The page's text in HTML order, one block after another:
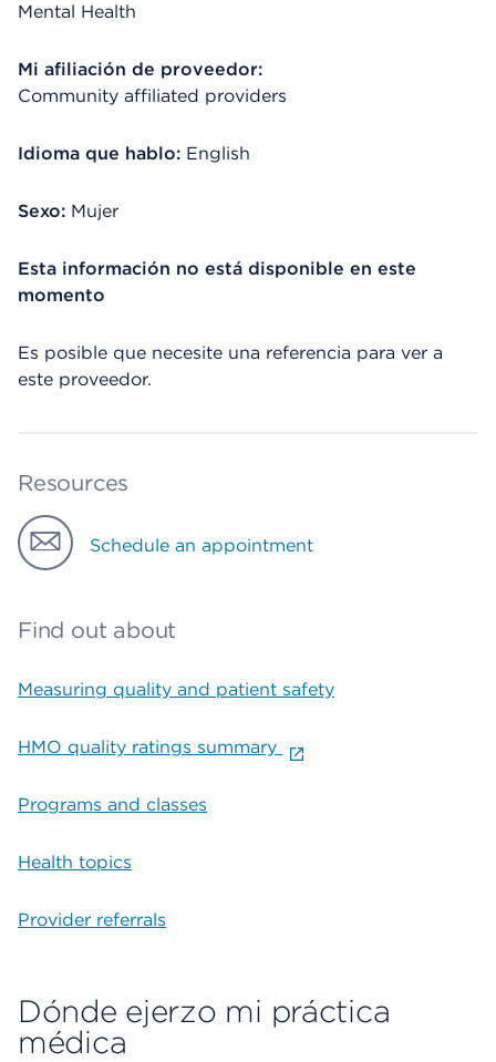
Mental Health
Mi afiliación de proveedor:
Community affiliated providers
Idioma que hablo: English
Sexo: Mujer
Esta información no está disponible en este
momento
Es posible que necesite una referencia para ver a
este proveedor.
Resources
Schedule an appointment
Find out about
Measuring quality and patient safety
HMO quality ratings summary
Programs and classes
Health topics
Provider referrals
Dónde ejerzo mi práctica
médica